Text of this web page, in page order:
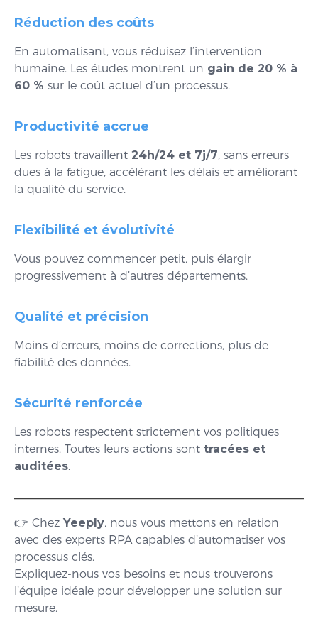
Réduction des coûts
En automatisant, vous réduisez l’intervention
humaine. Les études montrent un gain de 20 % à
60 % sur le coût actuel d’un processus.
Productivité accrue
Les robots travaillent 24h/24 et 7j/7, sans erreurs
dues à la fatigue, accélérant les délais et améliorant
la qualité du service.
Flexibilité et évolutivité
Vous pouvez commencer petit, puis élargir
progressivement à d’autres départements.
Qualité et précision
Moins d’erreurs, moins de corrections, plus de
fiabilité des données.
Sécurité renforcée
Les robots respectent strictement vos politiques
internes. Toutes leurs actions sont tracées et
auditées.
👉 Chez Yeeply, nous vous mettons en relation
avec des experts RPA capables d’automatiser vos
processus clés.
Expliquez-nous vos besoins et nous trouverons
l’équipe idéale pour développer une solution sur
mesure.